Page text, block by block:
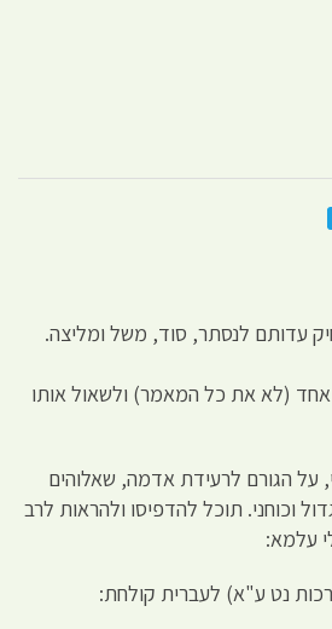
עדותם לנסתר, סוד, משל ומליצה.
(לא את כל המאמר) ולשאול אותו
על הגורם לרעידת אדמה, שאלוהים
וכוחני. תוכל להדפיסו ולהראות לרב
עלמא:
נט ע"א) לעברית קולחת: